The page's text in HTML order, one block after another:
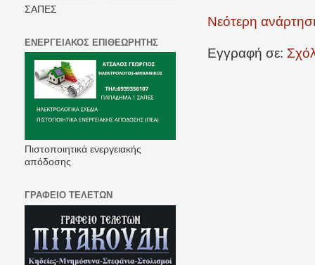
Νεότερη
Εγγραφή σε:
ΣΑΠΕΣ
ΕΝΕΡΓΕΙΑΚΟΣ ΕΠΙΘΕΩΡΗΤΗΣ
Πιστοποιητικά ενεργειακής
απόδοσης
ΓΡΑΦΕΙΟ ΤΕΛΕΤΩΝ